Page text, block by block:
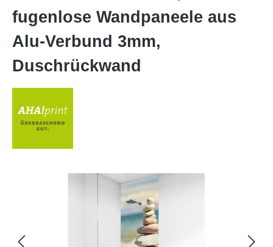
fugenlose Wandpaneele aus
Alu-Verbund 3mm,
Duschrückwand